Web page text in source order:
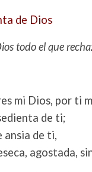
de Dios
todo el que
mi Dios, por ti
de ti;
ansia de ti,
agostada,